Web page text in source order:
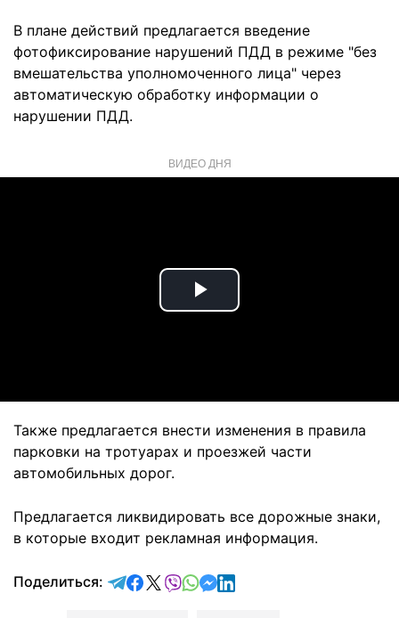
В плане действий предлагается введение
фотофиксирование нарушений ПДД в режиме "без
вмешательства уполномоченного лица" через
автоматическую обработку информации о
нарушении ПДД.
ВИДЕО ДНЯ
Play
Также предлагается внести изменения в правила
парковки на тротуарах и проезжей части
автомобильных дорог.
Предлагается ликвидировать все дорожные знаки,
в которые входит рекламная информация.
Поделиться: отправить в Telegram
поделиться в Facebook
поделиться в X
отправить в Viber
отправить в Whatsapp
отправить в Messenger
отправить в LinkedIn